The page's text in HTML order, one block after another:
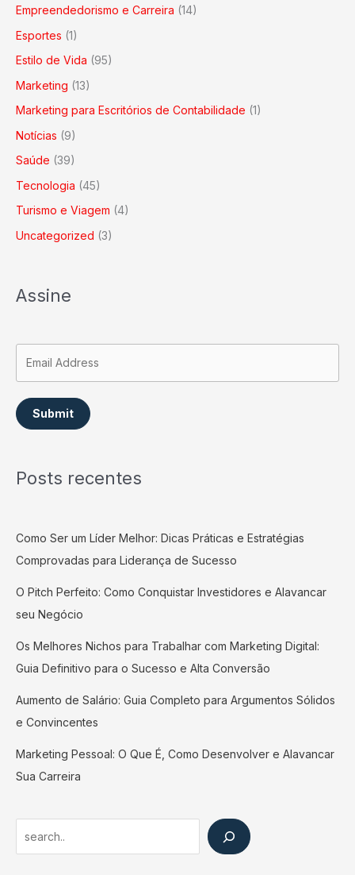
Empreendedorismo e Carreira (14)
Esportes (1)
Estilo de Vida (95)
Marketing (13)
Marketing para Escritórios de Contabilidade (1)
Notícias (9)
Saúde (39)
Tecnologia (45)
Turismo e Viagem (4)
Uncategorized (3)
Assine
Submit
Posts recentes
Como Ser um Líder Melhor: Dicas Práticas e Estratégias
Comprovadas para Liderança de Sucesso
O Pitch Perfeito: Como Conquistar Investidores e Alavancar
seu Negócio
Os Melhores Nichos para Trabalhar com Marketing Digital:
Guia Definitivo para o Sucesso e Alta Conversão
Aumento de Salário: Guia Completo para Argumentos Sólidos
e Convincentes
Marketing Pessoal: O Que É, Como Desenvolver e Alavancar
Sua Carreira